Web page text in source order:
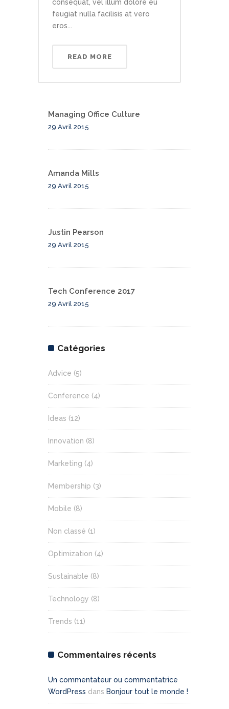
consequat, vel illum dolore eu
feugiat nulla facilisis at vero
eros...
READ MORE
Managing Office Culture
29 Avril 2015
Amanda Mills
29 Avril 2015
Justin Pearson
29 Avril 2015
Tech Conference 2017
29 Avril 2015
Catégories
Advice (5)
Conference (4)
Ideas (12)
Innovation (8)
Marketing (4)
Membership (3)
Mobile (8)
Non classé (1)
Optimization (4)
Sustainable (8)
Technology (8)
Trends (11)
Commentaires récents
Un commentateur ou commentatrice
WordPress dans Bonjour tout le monde !